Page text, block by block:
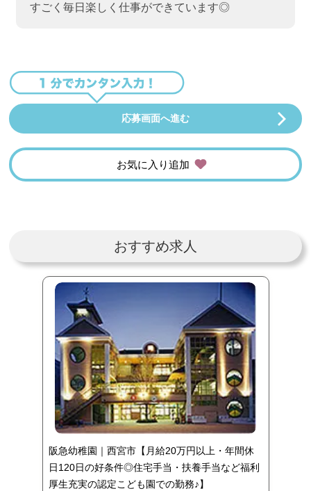
すごく毎日楽しく仕事ができています◎
応募画面へ進む
お気に入り追加
おすすめ求人
阪急幼稚園｜西宮市【月給20万円以上・年間休
日120日の好条件◎住宅手当・扶養手当など福利
厚生充実の認定こども園での勤務♪】